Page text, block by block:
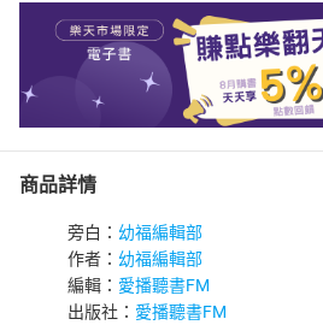
商品詳情
旁白： 幼福編輯部
作者： 幼福編輯部
編輯： 愛播聽書FM
出版社： 愛播聽書FM